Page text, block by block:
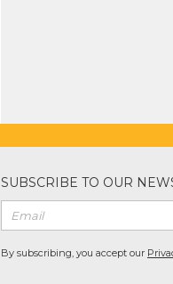
SUBSCRIBE TO OUR
By subscribing, you accept our